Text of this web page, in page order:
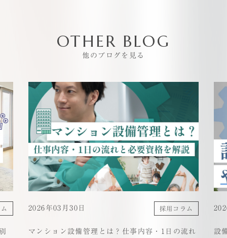
OTHER BLOG
他のブログを見る
2026年03月30日 採用コラム
マンション設備管理とは？仕事内容・1日の流れ
設